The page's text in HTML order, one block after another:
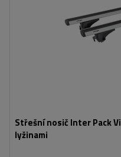
Střešní nosič Inter Pack
lyžinami